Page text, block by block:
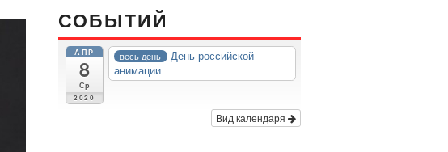
СОБЫТИЙ
АПР
8
Ср
2020
весь день
День российской
анимации
Вид календаря